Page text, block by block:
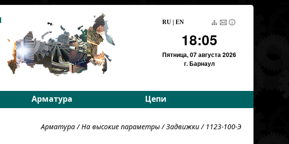
RU EN
18:05
Пятница,07 августа 2026
г. Барнаул
Арматура Цепи
На высокие параметры
Тяговые пластинчатые
Арматура/На высокие параметры/Задвижки/ 1123-100-Э